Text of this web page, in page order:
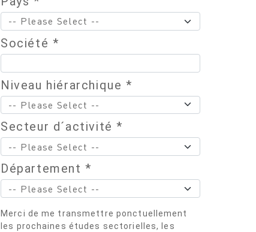
Société *
Niveau hiérarchique *
Secteur d´activité *
Département *
Merci de me transmettre ponctuellement
les prochaines études sectorielles, les